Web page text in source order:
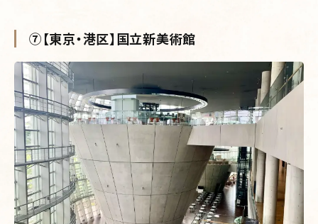
⑦【東京・港区】国立新美術館